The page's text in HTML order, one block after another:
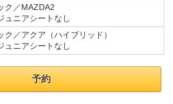
ク／MAZDA2
ュニアシートなし
ク／アクア（ハイブリッド）
ュニアシートなし
予約